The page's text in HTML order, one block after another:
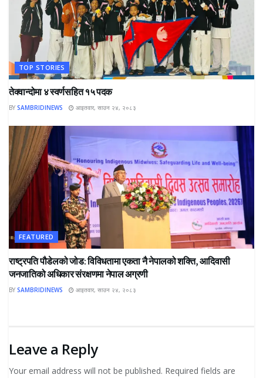
TOP STORIES
तेक्वान्दोमा ४ स्वर्णसहित १५ पदक
BY SAMBRIDINEWS आइतवार, साउन २४, २०८३
FEATURED
राष्ट्रपति पौडेलको जोड: विविधतामा एकता नै नेपालको शक्ति, आदिवासी
जनजातिको अधिकार संरक्षणमा नेपाल अग्रणी
BY SAMBRIDINEWS आइतवार, साउन २४, २०८३
Leave a Reply
Your email address will not be published. Required fields are